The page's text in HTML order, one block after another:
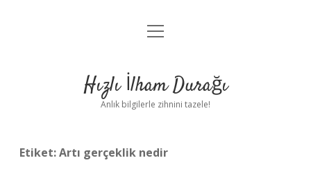
Anasayfa
Yasal Uyarı
menüyü
Hızlı İlham Durağı
Anlık bilgilerle zihnini tazele!
Etiket:Artı gerçeklik nedir